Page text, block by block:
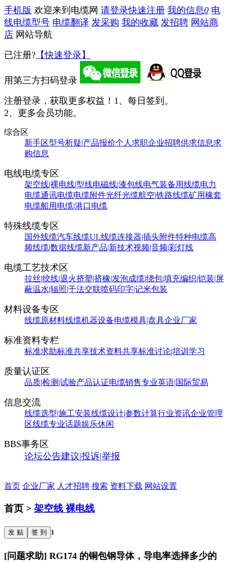
手机版 欢迎来到电缆网 请登录快速注册 我的信息0 电
线电缆型号 电缆翻译 发采购 我的收藏 发招聘 网站商
店 网站导航
已注册? 【快速登录】
用第三方扫码登录
注册登录，获取更多权益！ 1、每日签到。
2、更多会员功能。
综合区
新手区型号析疑|产品报价个人求职企业招聘供求信息求
购信息
电线电缆专区
架空线|裸电线|型线电磁线|漆包线电气装备用线缆电力
电缆通讯电缆电缆附件光纤光缆航空|铁路线缆矿用橡套
电缆船用电缆|港口电缆
特殊线缆专区
国外线缆汽车线缆UL线缆连接器|插头附件特种电缆高
频线缆|数据线缆新产品|新技术视频|音频|彩灯线
电缆工艺技术区
拉丝|绞线|退火挤塑|挤橡|发泡成缆|绕包|填充编织|铠装|屏
蔽温水|辐照|干法交联喷码印字|记米包装
材料设备专区
线缆原材料线缆机器设备电缆模具|盘具企业厂家
标准资料专栏
标准求助标准共享技术资料共享标准讨论|培训学习
质量认证区
品质|检测|试验产品认证电缆销售专业英语|国际贸易
信息交流
线缆选型|施工安装线缆设计|参数计算行业资讯企业管理
区线缆专业话题娱乐休闲
BBS事务区
论坛公告建议|投诉|举报
首页 企业厂家 人才招聘 搜索 资料下载 网站设置
首页 > 架空线 裸电线
发 贴 签 到 1
[问题求助] RG174 的铜包钢导体，导电率选择多少的